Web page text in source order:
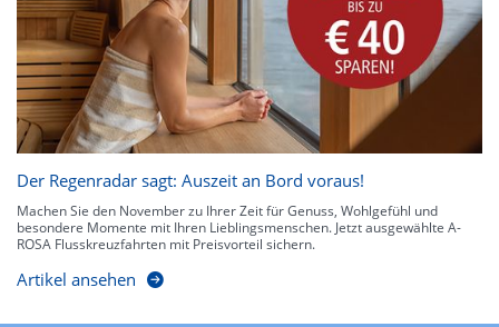
Der Regenradar sagt: Auszeit an Bord voraus!
Machen Sie den November zu Ihrer Zeit für Genuss, Wohlgefühl und
besondere Momente mit Ihren Lieblingsmenschen. Jetzt ausgewählte A-
ROSA Flusskreuzfahrten mit Preisvorteil sichern.
Artikel ansehen